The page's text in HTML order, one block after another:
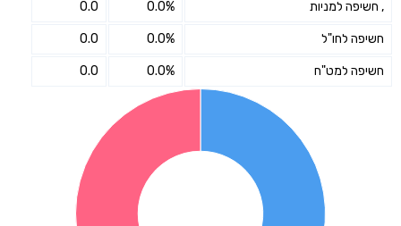
, חשיפה למניות 0.0%
0.0
חשיפה לחו"ל 0.0%
0.0
חשיפה למט"ח 0.0%
0.0